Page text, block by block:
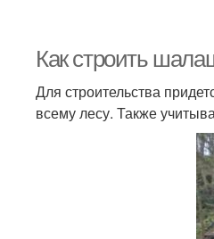
Как строить
Для строительства
всему лесу. Также